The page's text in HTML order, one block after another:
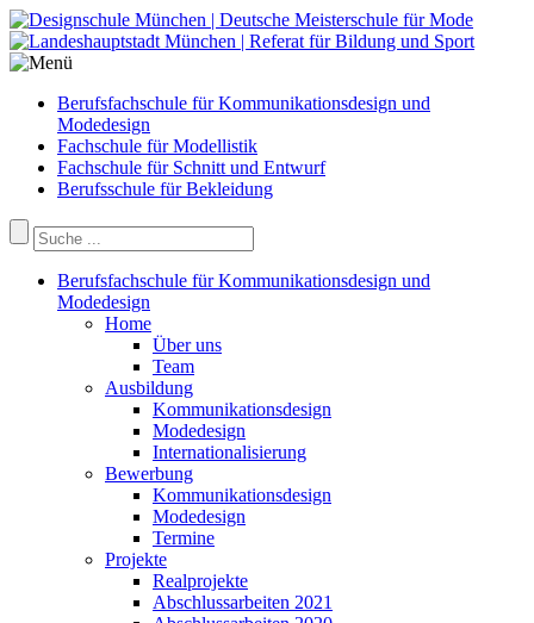
Berufsfachschule für Kommunikationsdesign und
Modedesign
Fachschule für Modellistik
Fachschule für Schnitt und Entwurf
Berufsschule für Bekleidung
Berufsfachschule für Kommunikationsdesign und
Modedesign
Home
Über uns
Team
Ausbildung
Kommunikationsdesign
Modedesign
Internationalisierung
Bewerbung
Kommunikationsdesign
Modedesign
Termine
Projekte
Realprojekte
Abschlussarbeiten 2021